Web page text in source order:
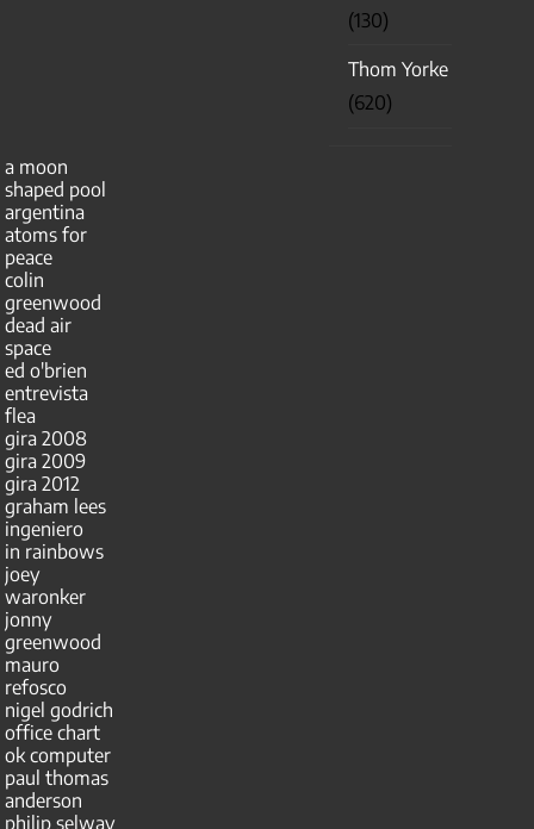
(130)
Thom Yorke
(620)
a moon
shaped pool
argentina
atoms for
peace
colin
greenwood
dead air
space
ed o'brien
entrevista
flea
gira 2008
gira 2009
gira 2012
graham lees
ingeniero
in rainbows
joey
waronker
jonny
greenwood
mauro
refosco
nigel godrich
office chart
ok computer
paul thomas
anderson
philip selway